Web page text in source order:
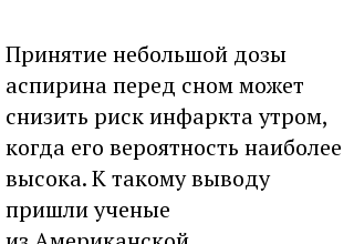
Принятие небольшой дозы
аспирина перед сном может
снизить риск инфаркта утром,
когда его вероятность наиболее
высока. К такому выводу
пришли ученые